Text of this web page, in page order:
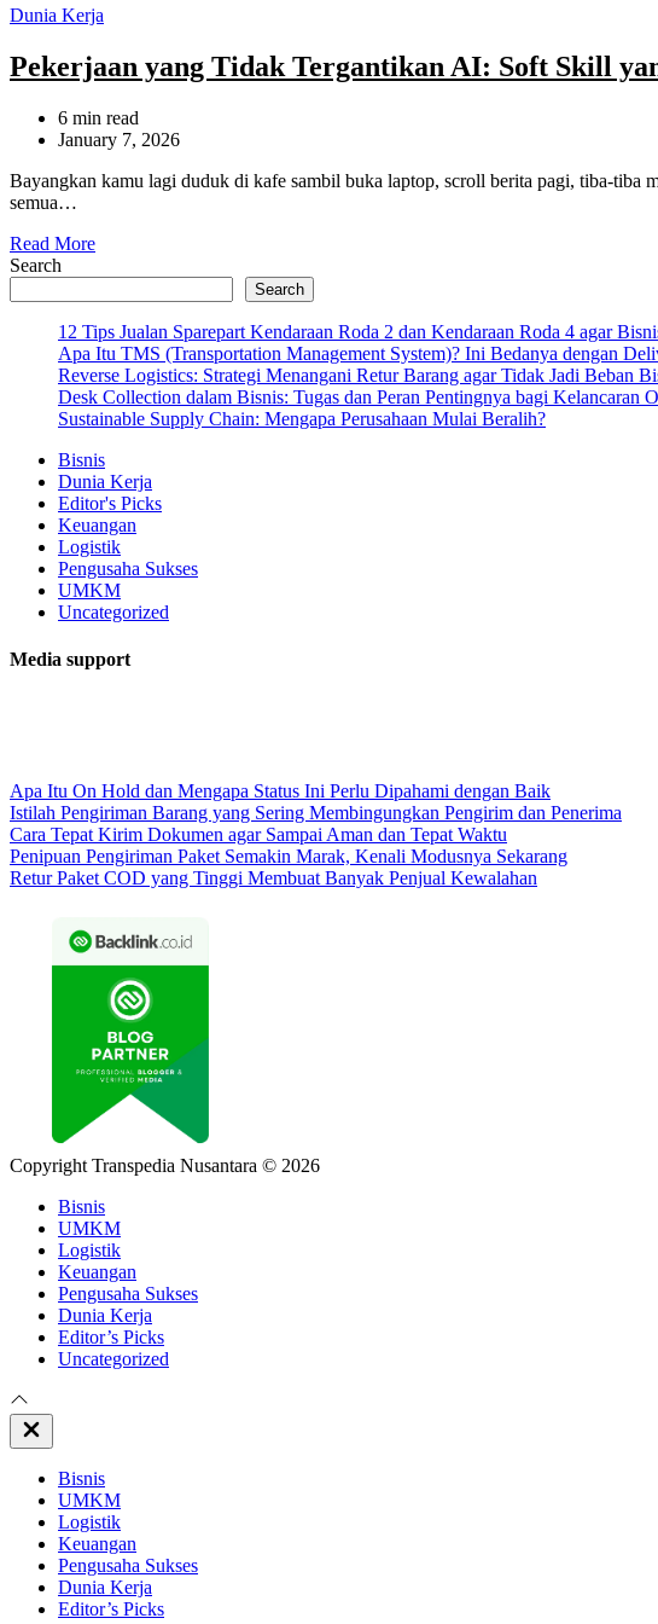
Categories
Dunia Kerja
Pekerjaan yang Tidak Tergantikan AI: Soft Skill
Estimated
read
6 min read
January 7, 2026
Bayangkan kamu lagi duduk di kafe sambil buka laptop, scroll berita pagi, tiba-
semua…
Read More
Search
Search
12 Tips Jualan Sparepart Kendaraan Roda 2 dan Kendaraan Roda 4 agar
Apa Itu TMS (Transportation Management System)? Ini Bedanya dengan
Reverse Logistics: Strategi Menangani Retur Barang agar Tidak Jadi Beban
Desk Collection dalam Bisnis: Tugas dan Peran Pentingnya bagi Kelancaran
Sustainable Supply Chain: Mengapa Perusahaan Mulai Beralih?
Bisnis
Dunia Kerja
Editor's Picks
Keuangan
Logistik
Pengusaha Sukses
UMKM
Uncategorized
Media support
Apa Itu On Hold dan Mengapa Status Ini Perlu Dipahami dengan Baik
Istilah Pengiriman Barang yang Sering Membingungkan Pengirim dan Penerima
Cara Tepat Kirim Dokumen agar Sampai Aman dan Tepat Waktu
Penipuan Pengiriman Paket Semakin Marak, Kenali Modusnya Sekarang
Retur Paket COD yang Tinggi Membuat Banyak Penjual Kewalahan
Copyright Transpedia Nusantara © 2026
Bisnis
UMKM
Logistik
Keuangan
Pengusaha Sukses
Dunia Kerja
Editor’s Picks
Uncategorized
Close
Off
Bisnis
UMKM
Logistik
Keuangan
Pengusaha Sukses
Dunia Kerja
Editor’s Picks